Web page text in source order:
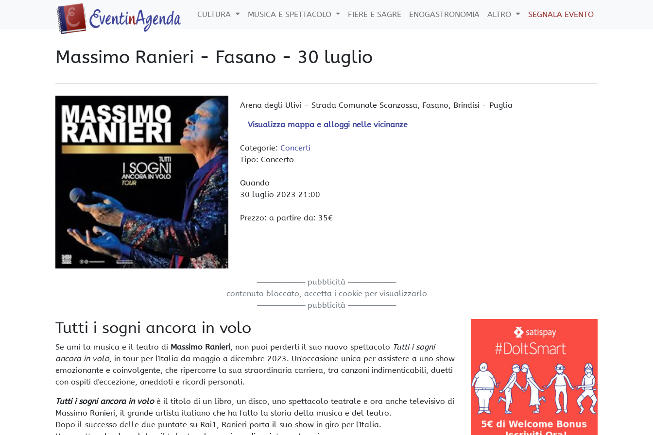
CULTURA MUSICA E SPETTACOLO FIERE E SAGRE ENOGASTRONOMIA ALTRO SEGNALA EVENTO
Massimo Ranieri - Fasano - 30 luglio
Arena degli Ulivi - Strada Comunale Scanzossa, Fasano, Brindisi - Puglia
Visualizza mappa e alloggi nelle vicinanze
Categorie: Concerti
Tipo: Concerto
Quando
30 luglio 2023 21:00
Prezzo: a partire da: 35€
───────── pubblicità ─────────
contenuto bloccato, accetta i cookie per visualizzarlo
───────── pubblicità ─────────
Tutti i sogni ancora in volo
Se ami la musica e il teatro di Massimo Ranieri, non puoi perderti il suo nuovo spettacolo Tutti i sogni
ancora in volo, in tour per l'Italia da maggio a dicembre 2023. Un'occasione unica per assistere a uno show
emozionante e coinvolgente, che ripercorre la sua straordinaria carriera, tra canzoni indimenticabili, duetti
con ospiti d'eccezione, aneddoti e ricordi personali.
Tutti i sogni ancora in voloè il titolo di un libro, un disco, uno spettacolo teatrale e ora anche televisivo di
Massimo Ranieri, il grande artista italiano che ha fatto la storia della musica e del teatro.
Dopo il successo delle due puntate su Rai1, Ranieri porta il suo show in giro per l'Italia.